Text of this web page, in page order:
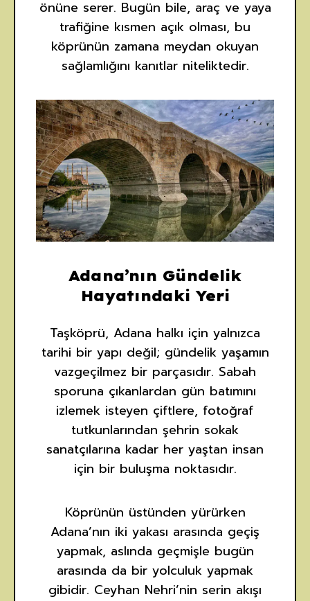
önüne serer. Bugün bile, araç ve yaya
trafiğine kısmen açık olması, bu
köprünün zamana meydan okuyan
sağlamlığını kanıtlar niteliktedir.
Adana’nın Gündelik
Hayatındaki Yeri
Taşköprü, Adana halkı için yalnızca
tarihi bir yapı değil; gündelik yaşamın
vazgeçilmez bir parçasıdır. Sabah
sporuna çıkanlardan gün batımını
izlemek isteyen çiftlere, fotoğraf
tutkunlarından şehrin sokak
sanatçılarına kadar her yaştan insan
için bir buluşma noktasıdır.
Köprünün üstünden yürürken
Adana’nın iki yakası arasında geçiş
yapmak, aslında geçmişle bugün
arasında da bir yolculuk yapmak
gibidir. Ceyhan Nehri’nin serin akışı